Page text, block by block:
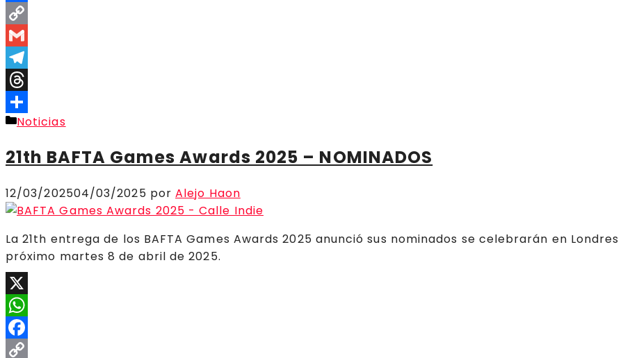
Facebook
Copy
Link
Gmail
Telegram
Threads
Compartir
Categorías
Noticias
21th BAFTA Games Awards 2025 – NOMINADOS
12/03/202504/03/2025 porAlejo Haon
La 21th entrega de los BAFTA Games Awards 2025 anunció sus nominados se celebrarán en Londres
próximo martes 8 de abril de 2025.
X
WhatsApp
Facebook